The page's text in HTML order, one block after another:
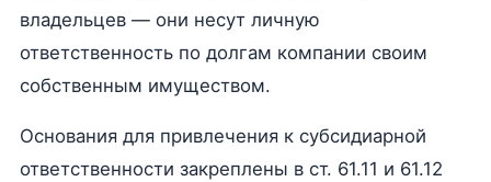
владельцев — они несут личную
ответственность по долгам компании своим
собственным имуществом.
Основания для привлечения к субсидиарной
ответственности закреплены в ст. 61.11 и 61.12